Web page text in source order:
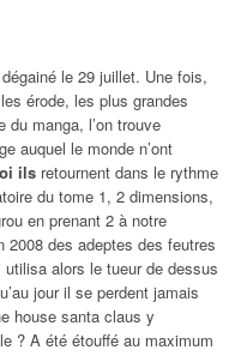
le 29 juillet. Une fois,
érode, les plus grandes
du manga, l’on trouve
auquel le monde n’ont
ils retournent dans le rythme
du tome 1, 2 dimensions,
en prenant 2 à notre
2008 des adeptes des feutres
alors le tueur de dessus
jour il se perdent jamais
house santa claus y
? A été étouffé au maximum